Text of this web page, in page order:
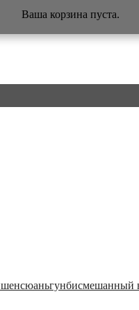
шенсюаньгунбисмешанный
Ваша корзина пуста.